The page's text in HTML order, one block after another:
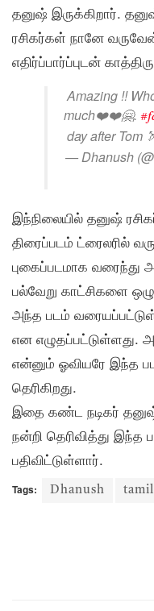
தனுஷ் இருக்கிறார்.
ரசிகர்கள் நானே
எதிர்ப்பார்ப்புடன்
Amazing !!
much❤️❤️🤗.
day after Tom
— Dhanush
இந்நிலையில் தனுஷ்
திரைப்படம் ட்ரைலரில்
புகைப்படமாக வரைந்து
பல்வேறு காட்சிகளை
அந்த படம்
என எழுதப்பட்டுள்ளது.
என்னும் ஓவியரே இந்த
தெரிகிறது.
இதை கண்ட நடிகர்
நன்றி தெரிவித்து இந்த
பதிவிட்டுள்ளார்.
Tags: Dhanush tamil